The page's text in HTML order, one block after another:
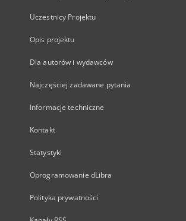
Uczestnicy Projektu
Opis projektu
Dla autorów i wydawców
Najczęściej zadawane pytania
Informacje techniczne
Kontakt
Statystyki
Oprogramowanie dLibra
Polityka prywatności